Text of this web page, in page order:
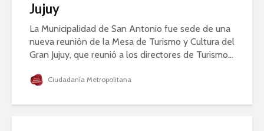
Jujuy
La Municipalidad de San Antonio fue sede de una
nueva reunión de la Mesa de Turismo y Cultura del
Gran Jujuy, que reunió a los directores de Turismo...
Ciudadanía Metropolitana